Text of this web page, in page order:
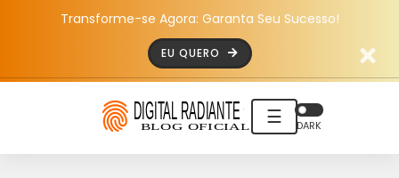
Transforme-se Agora: Garanta Seu Sucesso!
EU QUERO
☰ DARK